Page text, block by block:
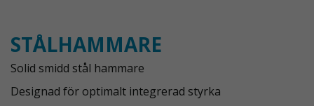
STÅLHAMMARE
Solid smidd stål hammare
Designad för optimalt integrerad styrka